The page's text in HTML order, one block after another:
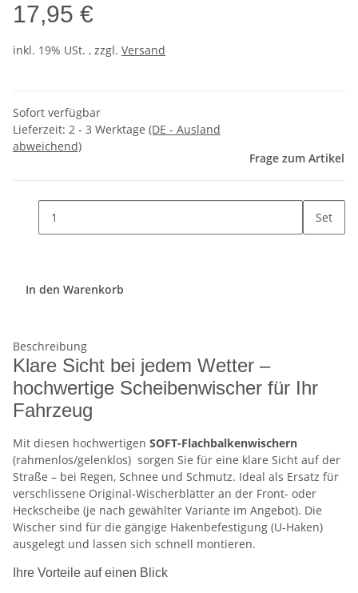
17,95 €
inkl. 19% USt. , zzgl. Versand
Sofort verfügbar
Lieferzeit: 2 - 3 Werktage (DE - Ausland
abweichend)
Frage zum Artikel
Set
In den Warenkorb
Beschreibung
Klare Sicht bei jedem Wetter –
hochwertige Scheibenwischer für Ihr
Fahrzeug
Mit diesen hochwertigen SOFT-Flachbalkenwischern
(rahmenlos/gelenklos) sorgen Sie für eine klare Sicht auf der
Straße – bei Regen, Schnee und Schmutz. Ideal als Ersatz für
verschlissene Original-Wischerblätter an der Front- oder
Heckscheibe (je nach gewählter Variante im Angebot). Die
Wischer sind für die gängige Hakenbefestigung (U-Haken)
ausgelegt und lassen sich schnell montieren.
Ihre Vorteile auf einen Blick